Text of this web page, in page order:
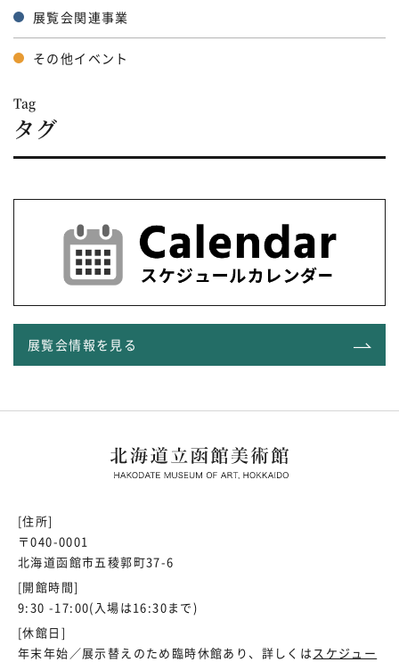
展覧会関連事業
その他イベント
Tag
タグ
展覧会情報を見る
[住所]
〒040-0001
北海道函館市五稜郭町37-6
[開館時間]
9:30 -17:00(入場は16:30まで)
[休館日]
年末年始／展示替えのため臨時休館あり、詳しくは スケジュー